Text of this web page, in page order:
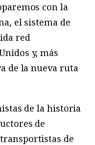
con la
el sistema de
red
y, más
de la nueva ruta
de la historia
de
de